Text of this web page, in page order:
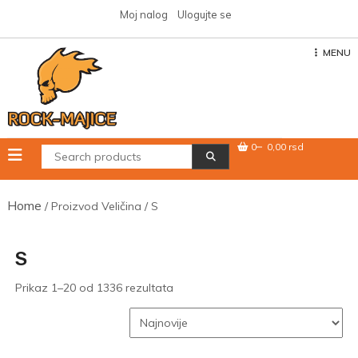
content
Moj nalog Ulogujte se
MENU
0 0,00 rsd
Home / Proizvod Veličina / S
S
Prikaz 1–20 od 1336 rezultataSortirano
najnovijem